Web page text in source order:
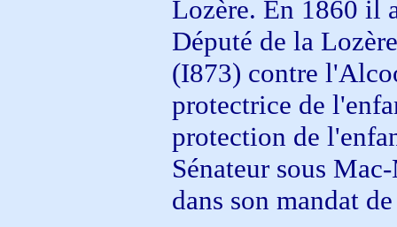
Lozère. En 1860 il
Député de la
(I873) contre
protectrice de
protection de
Sénateur sous
dans son mandat